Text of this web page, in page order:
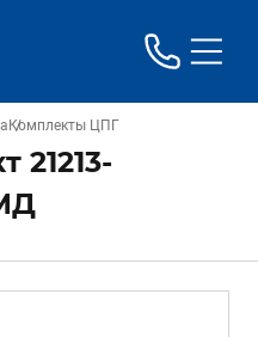
Комплекты ЦПГ
21213-